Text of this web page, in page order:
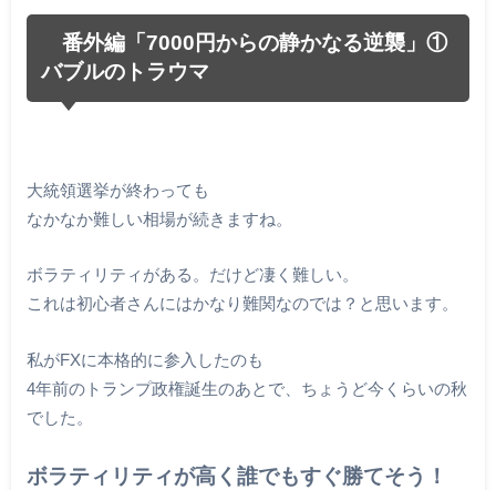
番外編「7000円からの静かなる逆襲」①
バブルのトラウマ
大統領選挙が終わっても
なかなか難しい相場が続きますね。
ボラティリティがある。だけど凄く難しい。
これは初心者さんにはかなり難関なのでは？と思います。
私がFXに本格的に参入したのも
4年前のトランプ政権誕生のあとで、ちょうど今くらいの秋
でした。
ボラティリティが高く誰でもすぐ勝てそう！